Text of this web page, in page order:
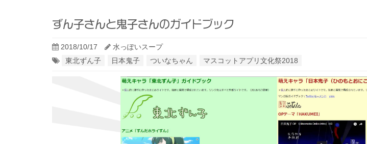
ずん子さんと鬼子さんのガイドブック
2018/10/17
水っぽいスープ
東北ずん子
日本鬼子 ついなちゃん マスコットアプリ文化祭2018